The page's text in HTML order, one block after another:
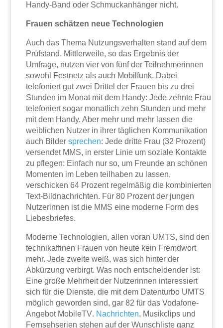
Handy-Band oder Schmuckanhänger nicht.
Frauen schätzen neue Technologien
Auch das Thema Nutzungsverhalten stand auf dem
Prüfstand. Mittlerweile, so das Er­gebnis der
Umfrage, nutzen vier von fünf der Teilnehmerinnen
sowohl Festnetz als auch Mobilfunk. Dabei
telefoniert gut zwei Drittel der Frauen bis zu drei
Stunden im Monat mit dem Handy: Jede zehnte Frau
telefoniert sogar monatlich zehn Stunden und mehr
mit dem Handy. Aber mehr und mehr lassen die
weiblichen Nutzer in ihrer tägli­chen Kommunikation
auch Bildersprechen: Jede dritte Frau (32 Prozent)
versendet MMS, in erster Linie um soziale Kontakte
zu pflegen: Einfach nur so, um Freunde an schönen
Momenten im Leben teilhaben zu lassen,
verschicken 64 Prozent regelmäßig die kombinierten
Text-Bildnachrichten. Für 80 Prozent der jungen
Nutzerinnen ist die MMS eine moderne Form des
Liebesbriefes.
Moderne Technologien, allen voran UMTS, sind den
technikaffinen Frauen von heute kein Fremdwort
mehr. Jede zweite weiß, was sich hinter der
Abkürzung verbirgt. Was noch entscheidender ist:
Eine große Mehrheit der Nutzerinnen interessiert
sich für die Dienste, die mit dem Datenturbo UMTS
möglich geworden sind, gar 82 für das Voda­fone-
Angebot MobileTV. Nachrichten, Musikclips und
Fernsehserien stehen auf der Wunschliste ganz